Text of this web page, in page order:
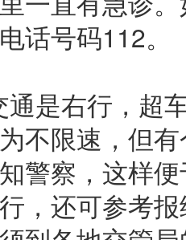
话号码112。
是右行，超
不限速，但
警察，这样
，还可参考